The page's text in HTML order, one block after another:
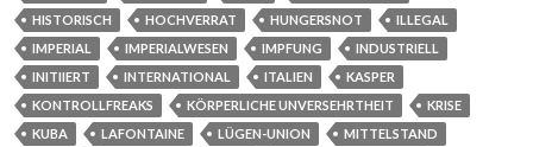
HISTORISCH
HOCHVERRAT HUNGERSNOT
ILLEGAL
IMPERIAL
IMPERIALWESEN IMPFUNG
INDUSTRIELL
INITIIERT
INTERNATIONAL ITALIEN
KASPER
KONTROLLFREAKS
KÖRPERLICHE UNVERSEHRTHEIT
KRISE
KUBA
LAFONTAINE LÜGEN-UNION
MITTELSTAND